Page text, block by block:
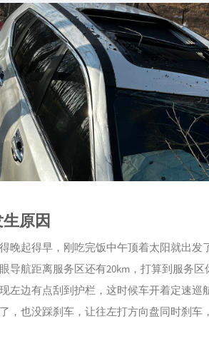
原因
晚起得早，刚吃完饭中午顶着太阳就出发
导航距离服务区还有20km，打算到服务
左边有点刮到护栏，这时候车开着定速巡
，也没踩刹车，让往左打方向盘同时刹车